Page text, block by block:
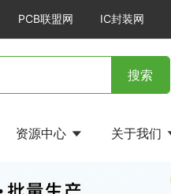
PCB联盟网 IC封装网
搜索
资源中心 关于我们